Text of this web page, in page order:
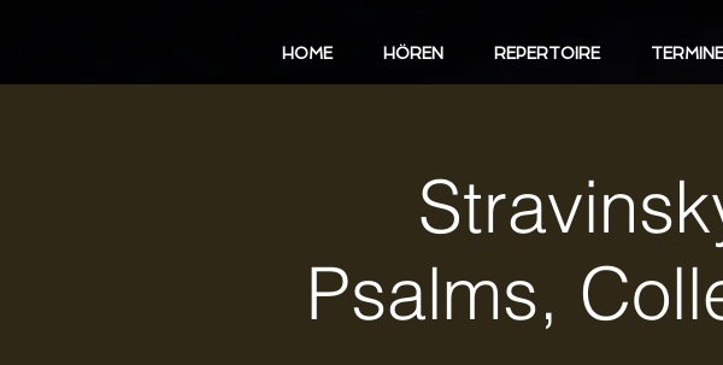
HOME HÖREN REPERTOIRE TERMINE
Psalms,